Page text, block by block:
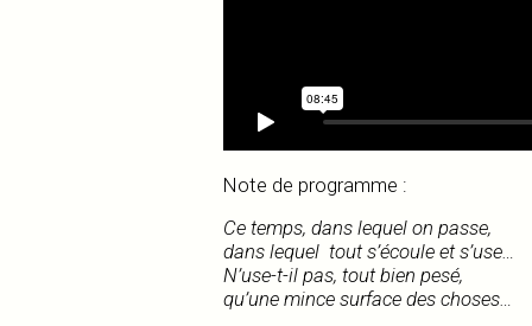
Note de programme :
Ce temps, dans lequel on passe,
dans lequel tout s’écoule et s’use…
N’use-t-il pas, tout bien pesé,
qu’une mince surface des choses…